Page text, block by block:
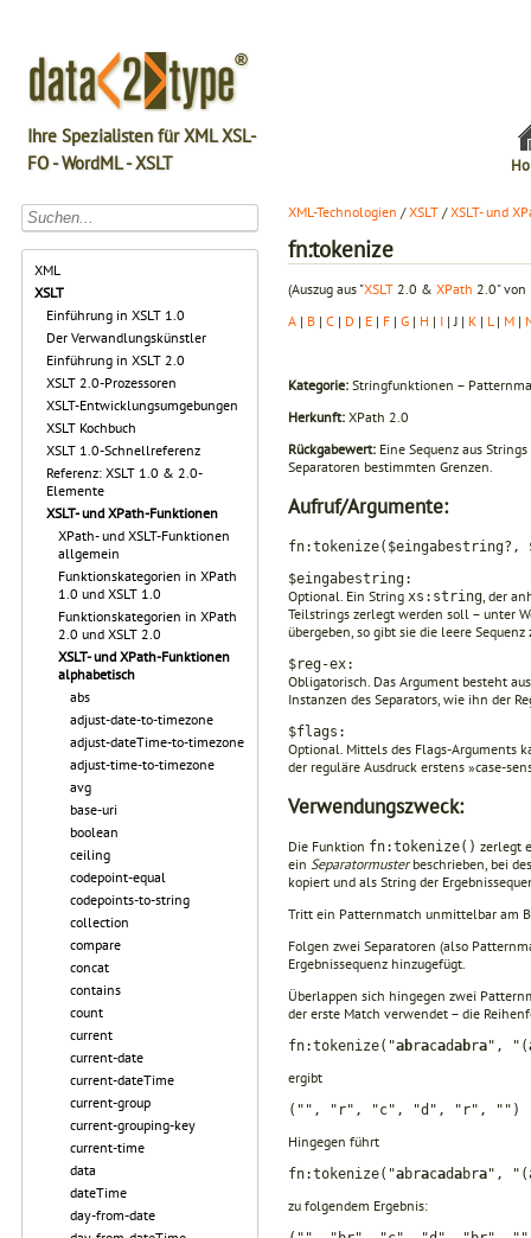
Ihre Spezialisten für XML XSL-
FO - WordML - XSLT
XML
XSLT
Einführung in XSLT 1.0
Der Verwandlungskünstler
Einführung in XSLT 2.0
XSLT 2.0-Prozessoren
XSLT-Entwicklungsumgebungen
XSLT Kochbuch
XSLT 1.0-Schnellreferenz
Referenz: XSLT 1.0 & 2.0-
Elemente
XSLT- und XPath-Funktionen
XPath- und XSLT-Funktionen
allgemein
Funktionskategorien in XPath
1.0 und XSLT 1.0
Funktionskategorien in XPath
2.0 und XSLT 2.0
XSLT- und XPath-Funktionen
alphabetisch
abs
adjust-date-to-timezone
adjust-dateTime-to-timezone
adjust-time-to-timezone
avg
base-uri
boolean
ceiling
codepoint-equal
codepoints-to-string
collection
compare
concat
contains
count
current
current-date
current-dateTime
current-group
current-grouping-key
current-time
data
dateTime
day-from-date
XML-Technologien /XSLT /XSLT- und
fn:tokenize
(Auszug aus "XSLT 2.0 & XPath 2.0" von
A | B | C | D | E | F | G | H | I | J | K | L | M |
Kategorie: Stringfunktionen –
Herkunft: XPath 2.0
Rückgabewert: Eine Sequenz aus Strings
Separa­toren bestimmten Grenzen.
Aufruf/Argumente:
fn:tokenize($eingabestring?,
$eingabestring:
Optional. Ein String xs:string , der
Teilstrings zerlegt werden soll – unter
übergeben, so gibt sie die leere Sequenz
$reg-ex:
Obligatorisch. Das Argument besteht
Instanzen des Separators, wie ihn der
$flags:
Optional. Mittels des Flags-Arguments
der reguläre Ausdruck erstens »case-
Verwendungszweck:
Die Funktion fn:tokenize() zerlegt
ein Separatormusterbeschrieben, bei
kopiert und als String der
Tritt ein Patternmatch unmittelbar am
Folgen zwei Separatoren (also
Ergebnissequenz hinzugefügt.
Überlappen sich hingegen zwei
der erste Match verwendet – die
fn:tokenize("abracadabra", "(
ergibt
("", "r", "c", "d", "r", "")
Hingegen führt
fn:tokenize("abracadabra",
zu folgendem Ergebnis: